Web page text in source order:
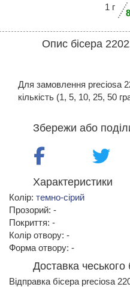
1 г
Опис бісера
Для замовлення preciosa
кількість (1, 5, 10, 25, 50
Збережи або
Характеристики
Колір: темно-сірий
Прозорий: -
Покриття: -
Колір отвору: -
Форма отвору: -
Доставка чеського
Відправка бісера preciosa